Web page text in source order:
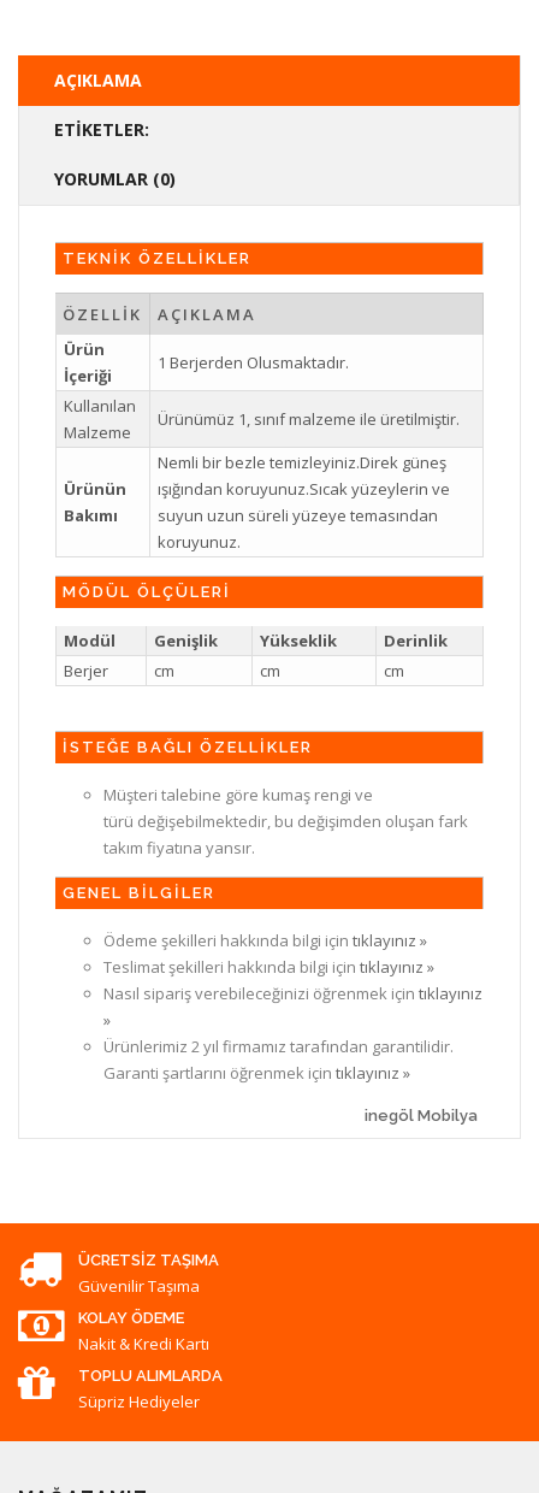
AÇIKLAMA
ETIKETLER:
YORUMLAR (0)
TEKNİK ÖZELLİKLER
ÖZELLİK
AÇIKLAMA
Ürün
İçeriği
1 Berjerden Olusmaktadır.
Kullanılan
Malzeme
Ürünümüz 1, sınıf malzeme ile üretilmiştir.
Ürünün
Bakımı
Nemli bir bezle temizleyiniz.Direk güneş
ışığından koruyunuz.Sıcak yüzeylerin ve
suyun uzun süreli yüzeye temasından
koruyunuz.
MÖDÜL ÖLÇÜLERİ
Modül Genişlik Yükseklik
Derinlik
Berjer
cm cm cm
İSTEĞE BAĞLI ÖZELLİKLER
Müşteri talebine göre kumaş rengi ve
türü değişebilmektedir, bu değişimden oluşan fark
takım fiyatına yansır.
GENEL BİLGİLER
Ödeme şekilleri hakkında bilgi için tıklayınız »
Teslimat şekilleri hakkında bilgi için tıklayınız »
Nasıl sipariş verebileceğinizi öğrenmek için tıklayınız
»
Ürünlerimiz 2 yıl firmamız tarafından garantilidir.
Garanti şartlarını öğrenmek için tıklayınız »
inegöl Mobilya
ÜCRETSIZ TAŞIMA
Güvenilir Taşıma
KOLAY ÖDEME
Nakit & Kredi Kartı
TOPLU ALIMLARDA
Süpriz Hediyeler